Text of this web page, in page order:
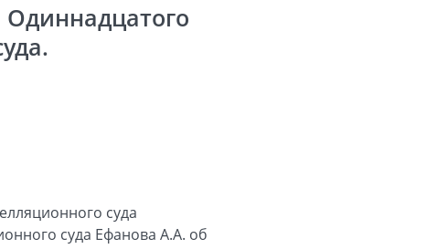
суда
суда Ефанова А.А. об